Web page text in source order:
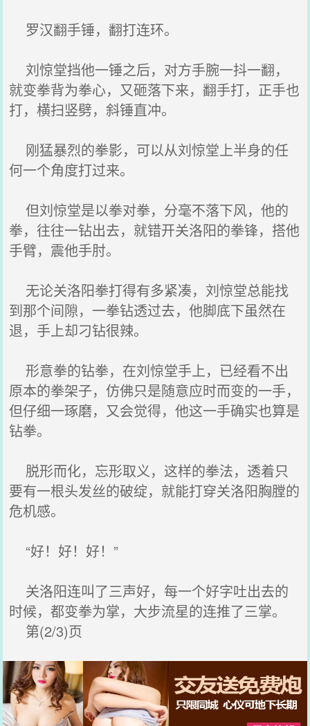
罗汉翻手锤，翻打连环。
刘惊堂挡他一锤之后，对方手腕一抖一翻，
就变拳背为拳心，又砸落下来，翻手打，正手也
打，横扫竖劈，斜锤直冲。
刚猛暴烈的拳影，可以从刘惊堂上半身的任
何一个角度打过来。
但刘惊堂是以拳对拳，分毫不落下风，他的
拳，往往一钻出去，就错开关洛阳的拳锋，搭他
手臂，震他手肘。
无论关洛阳拳打得有多紧凑，刘惊堂总能找
到那个间隙，一拳钻透过去，他脚底下虽然在
退，手上却刁钻很辣。
形意拳的钻拳，在刘惊堂手上，已经看不出
原本的拳架子，仿佛只是随意应时而变的一手，
但仔细一琢磨，又会觉得，他这一手确实也算是
钻拳。
脱形而化，忘形取义，这样的拳法，透着只
要有一根头发丝的破绽，就能打穿关洛阳胸膛的
危机感。
“好！好！好！”
关洛阳连叫了三声好，每一个好字吐出去的
时候，都变拳为掌，大步流星的连推了三掌。
第(2/3)页